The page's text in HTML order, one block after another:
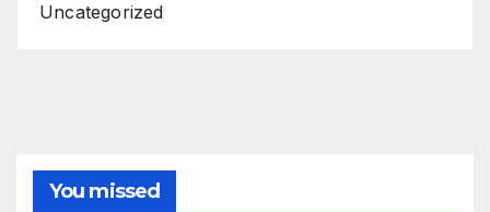
Uncategorized
You missed